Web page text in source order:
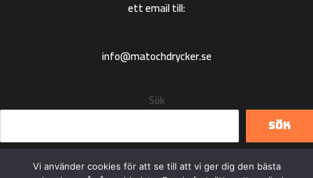
ett email till:
info@matochdrycker.se
Sök
Sök
Vi använder cookies för att se till att vi ger dig den bästa